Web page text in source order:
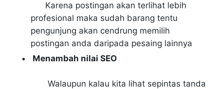
Karena postingan akan terlihat lebih
profesional maka sudah barang tentu
pengunjung akan cendrung memilih
postingan anda daripada pesaing lainnya
Menambah nilai SEO
Walaupun kalau kita lihat sepintas tanda